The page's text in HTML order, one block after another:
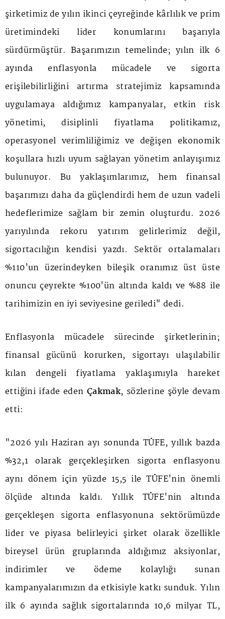
şirketimiz de yılın ikinci çeyreğinde kârlılık ve prim
üretimindeki lider konumlarını başarıyla
sürdürmüştür. Başarımızın temelinde; yılın ilk 6
ayında enflasyonla mücadele ve sigorta
erişilebilirliğini artırma stratejimiz kapsamında
uygulamaya aldığımız kampanyalar, etkin risk
yönetimi, disiplinli fiyatlama politikamız,
operasyonel verimliliğimiz ve değişen ekonomik
koşullara hızlı uyum sağlayan yönetim anlayışımız
bulunuyor. Bu yaklaşımlarımız, hem finansal
başarımızı daha da güçlendirdi hem de uzun vadeli
hedeflerimize sağlam bir zemin oluşturdu. 2026
yarıyılında rekoru yatırım gelirlerimiz değil,
sigortacılığın kendisi yazdı. Sektör ortalamaları
%110'un üzerindeyken bileşik oranımız üst üste
onuncu çeyrekte %100'ün altında kaldı ve %88 ile
tarihimizin en iyi seviyesine geriledi" dedi.
Enflasyonla mücadele sürecinde şirketlerinin;
finansal gücünü korurken, sigortayı ulaşılabilir
kılan dengeli fiyatlama yaklaşımıyla hareket
ettiğini ifade eden Çakmak, sözlerine şöyle devam
etti:
"2026 yılı Haziran ayı sonunda TÜFE, yıllık bazda
%32,1 olarak gerçekleşirken sigorta enflasyonu
aynı dönem için yüzde 15,5 ile TÜFE'nin önemli
ölçüde altında kaldı. Yıllık TÜFE'nin altında
gerçekleşen sigorta enflasyonuna sektörümüzde
lider ve piyasa belirleyici şirket olarak özellikle
bireysel ürün gruplarında aldığımız aksiyonlar,
indirimler ve ödeme kolaylığı sunan
kampanyalarımızın da etkisiyle katkı sunduk. Yılın
ilk 6 ayında sağlık sigortalarında 10,6 milyar TL,